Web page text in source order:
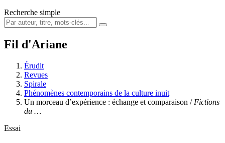
Recherche simple
Fil d'Ariane
Érudit
Revues
Spirale
Phénomènes contemporains de la culture inuit
Un morceau d’expérience : échange et comparaison / Fictions
du …
Essai